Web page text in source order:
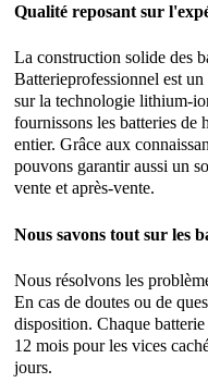
Qualité reposant sur
La construction solide des
Batterieprofessionnel est
sur la technologie lithium-
fournissons les batteries de
entier. Grâce aux
pouvons garantir aussi un
vente et après-vente.
Nous savons tout sur les
Nous résolvons les
En cas de doutes ou de
disposition. Chaque
12 mois pour les vices
jours.